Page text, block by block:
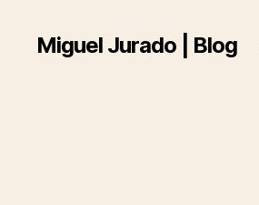
Miguel Jurado | Blog